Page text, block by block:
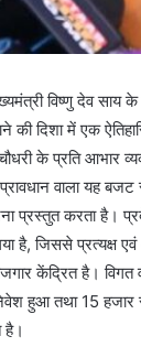
विष्णु देव
दिशा में एक
के प्रति आभार
वाला यह
प्रस्तुत करता
है, जिससे प्रत्यक्ष
केंद्रित है। विगत
हुआ तथा 15 हजार
है।